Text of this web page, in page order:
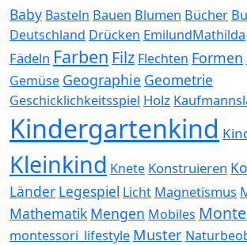
Baby Basteln Bauen Blumen Bücher
Deutschland Drücken EmilundMathilda
Fädeln Farben Filz Flechten Formen
Gemüse Geographie Geometrie
Geschicklichkeitsspiel Holz
Kindergartenkind
Kleinkind Knete Konstruieren
Länder Legespiel Licht Magnetismus
Mathematik Mengen Mobiles
montessori_lifestyle Muster